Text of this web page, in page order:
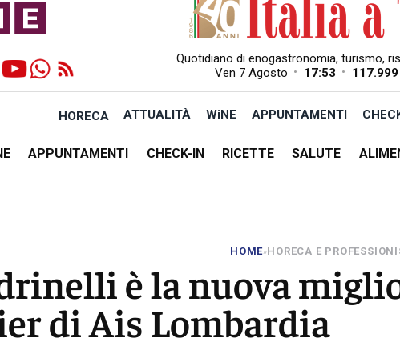
Quotidiano di enogastronomia, turismo,
Ven 7 Agosto • 17:53 • 117.999
HORECA ATTUALITÀ WiNE APPUNTAMENTI
APPUNTAMENTI CHECK-IN RICETTE SALUTE
HOME»HORECA E
è la nuova
di Ais Lombardia